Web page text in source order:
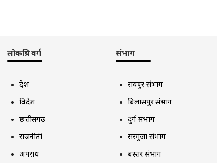
लोकप्रिय वर्ग
देश
विदेश
छत्तीसगढ़
राजनीती
अपराध
संभाग
रायपुर संभाग
बिलासपुर संभाग
दुर्ग संभाग
सरगुजा संभाग
बस्तर संभाग